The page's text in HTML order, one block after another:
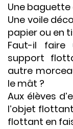
Une baguette
Une voile
papier ou en
Faut-il faire
support
autre
le mât ?
Aux élèves
l’objet
flottant en